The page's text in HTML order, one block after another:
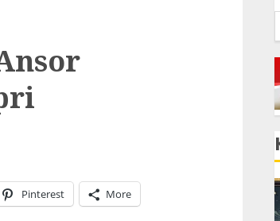
Pinterest More